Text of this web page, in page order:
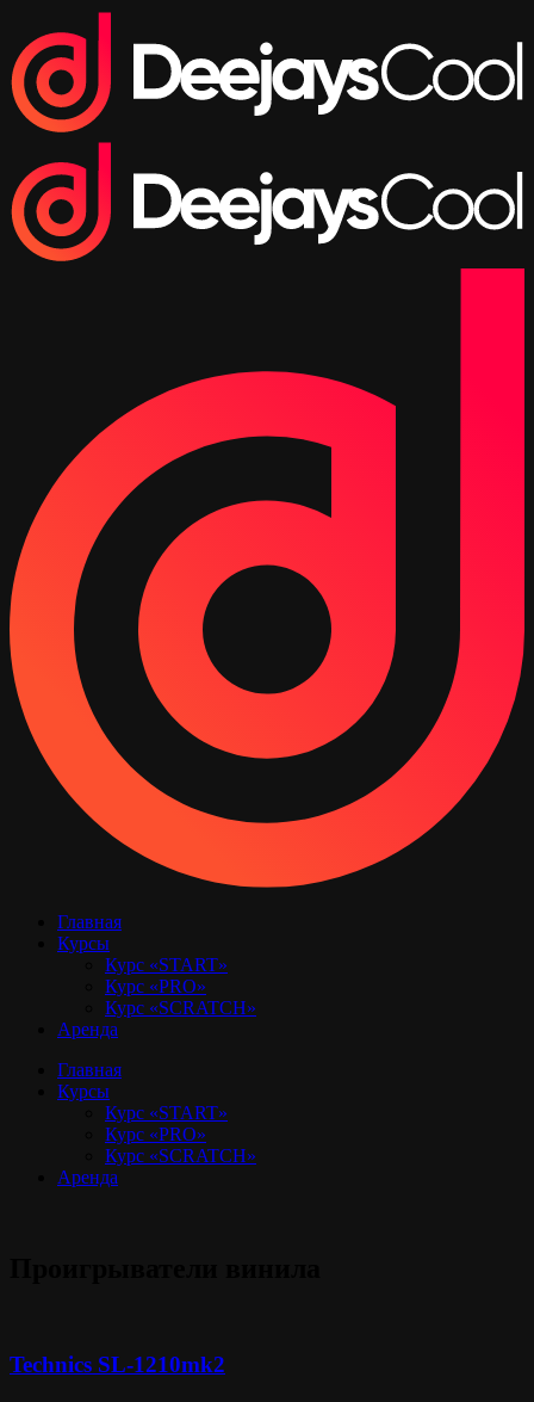
Главная
Курсы
Курс «START»
Курс «PRO»
Курс «SCRATCH»
Аренда
Главная
Курсы
Курс «START»
Курс «PRO»
Курс «SCRATCH»
Аренда
Technics SL-1210mk2